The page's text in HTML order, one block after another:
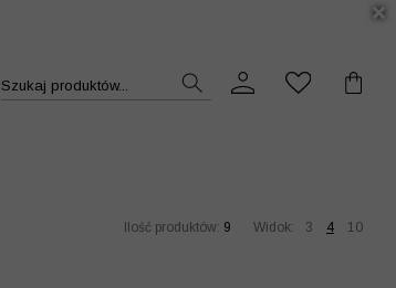
Szukaj produktów...
Ilość produktów: 9 Widok: 3 4 10